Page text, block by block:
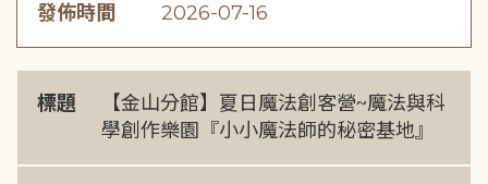
發佈時間 2026-07-16
標題
【金山分館】夏日魔法創客營~魔法與科
學創作樂園『小小魔法師的秘密基地』